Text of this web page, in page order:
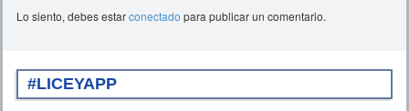
Lo siento, debes estarconectado para publicar un comentario.
#LICEYAPP